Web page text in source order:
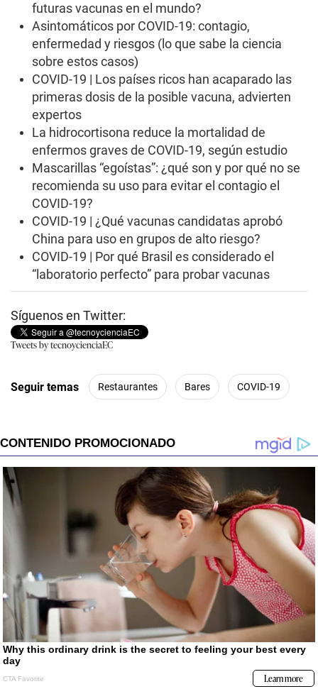
futuras vacunas en el mundo?
Asintomáticos por COVID-19: contagio,
enfermedad y riesgos (lo que sabe la ciencia
sobre estos casos)
COVID-19 | Los países ricos han acaparado las
primeras dosis de la posible vacuna, advierten
expertos
La hidrocortisona reduce la mortalidad de
enfermos graves de COVID-19, según estudio
Mascarillas “egoístas”: ¿qué son y por qué no se
recomienda su uso para evitar el contagio el
COVID-19?
COVID-19 | ¿Qué vacunas candidatas aprobó
China para uso en grupos de alto riesgo?
COVID-19 | Por qué Brasil es considerado el
“laboratorio perfecto” para probar vacunas
Síguenos en Twitter:
Tweets by tecnoycienciaEC
Seguir temas Restaurantes Bares COVID-19